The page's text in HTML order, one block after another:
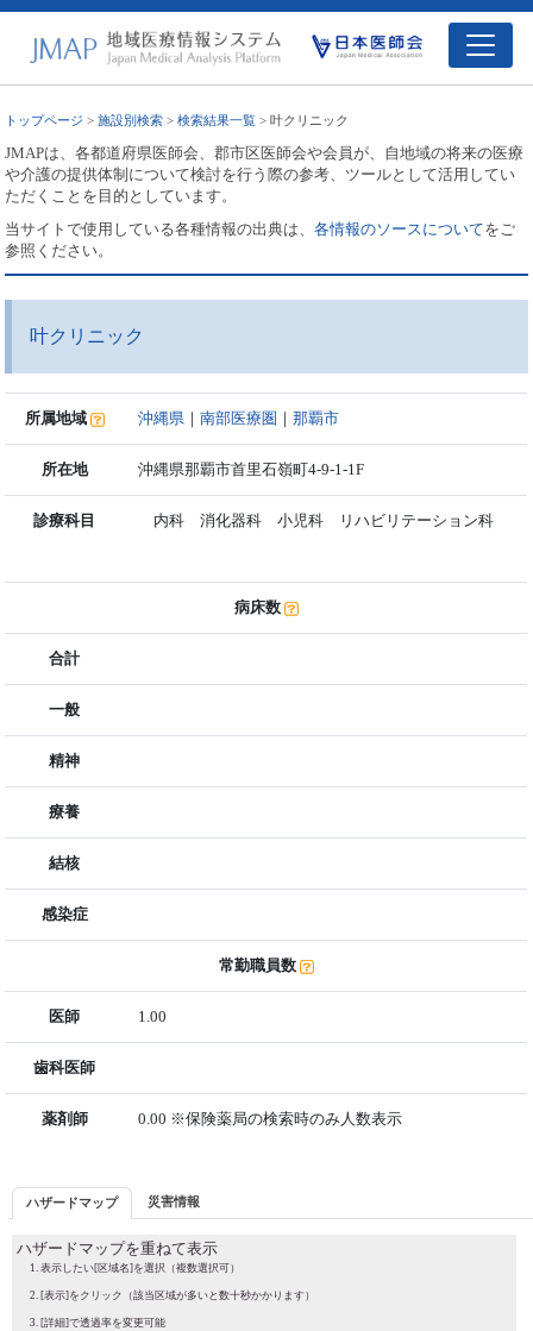
トップページ >施設別検索 >検索結果一覧 > 叶クリニック
JMAPは、各都道府県医師会、郡市区医師会や会員が、自地域の将来の医療
や介護の提供体制について検討を行う際の参考、ツールとして活用してい
ただくことを目的としています。
当サイトで使用している各種情報の出典は、各情報のソースについてをご
参照ください。
叶クリニック
所属地域 沖縄県 ｜南部医療圏 ｜那覇市
所在地 沖縄県那覇市首里石嶺町4-9-1-1F
診療科目 内科 消化器科 小児科 リハビリテーション科
病床数
合計
一般
精神
療養
結核
感染症
常勤職員数
医師 1.00
歯科医師
薬剤師 0.00 ※保険薬局の検索時のみ人数表示
ハザードマップ 災害情報
ハザードマップを重ねて表示
表示したい[区域名]を選択（複数選択可）
[表示]をクリック（該当区域が多いと数十秒かかります）
[詳細]で透過率を変更可能